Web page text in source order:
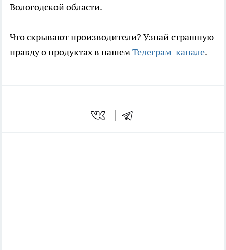
Вологодской области.
Что скрывают производители? Узнай страшную
правду о продуктах в нашемТелеграм-канале.